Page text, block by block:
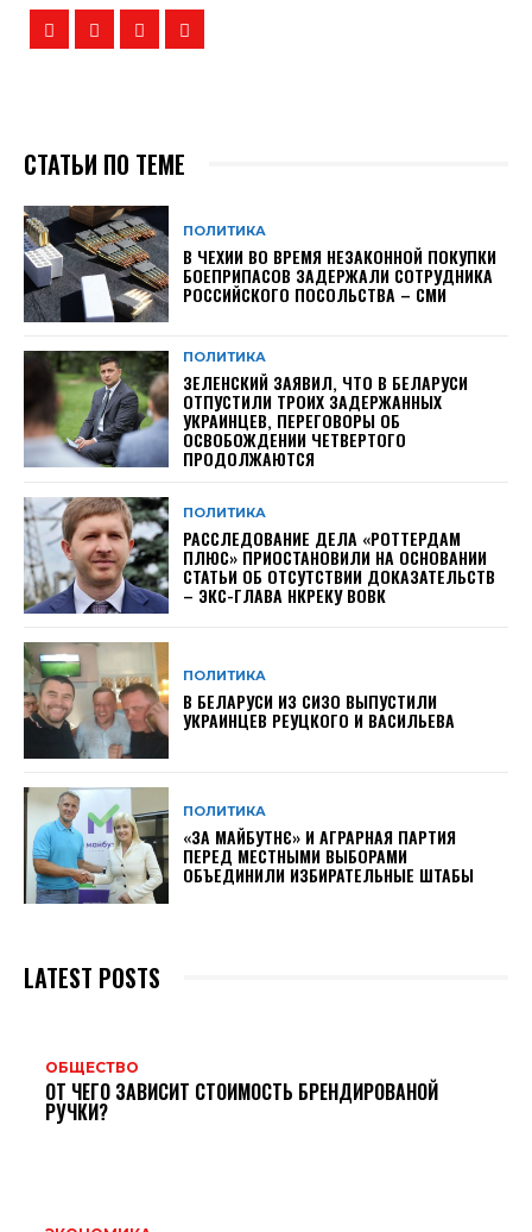
СТАТЬИ ПО ТЕМЕ
ПОЛИТИКА
В ЧЕХИИ ВО ВРЕМЯ НЕЗАКОННОЙ ПОКУПКИ
БОЕПРИПАСОВ ЗАДЕРЖАЛИ СОТРУДНИКА
РОССИЙСКОГО ПОСОЛЬСТВА – СМИ
ПОЛИТИКА
ЗЕЛЕНСКИЙ ЗАЯВИЛ, ЧТО В БЕЛАРУСИ
ОТПУСТИЛИ ТРОИХ ЗАДЕРЖАННЫХ
УКРАИНЦЕВ, ПЕРЕГОВОРЫ ОБ
ОСВОБОЖДЕНИИ ЧЕТВЕРТОГО
ПРОДОЛЖАЮТСЯ
ПОЛИТИКА
РАССЛЕДОВАНИЕ ДЕЛА «РОТТЕРДАМ
ПЛЮС» ПРИОСТАНОВИЛИ НА ОСНОВАНИИ
СТАТЬИ ОБ ОТСУТСТВИИ ДОКАЗАТЕЛЬСТВ
– ЭКС-ГЛАВА НКРЕКУ ВОВК
ПОЛИТИКА
В БЕЛАРУСИ ИЗ СИЗО ВЫПУСТИЛИ
УКРАИНЦЕВ РЕУЦКОГО И ВАСИЛЬЕВА
ПОЛИТИКА
«ЗА МАЙБУТНЄ» И АГРАРНАЯ ПАРТИЯ
ПЕРЕД МЕСТНЫМИ ВЫБОРАМИ
ОБЪЕДИНИЛИ ИЗБИРАТЕЛЬНЫЕ ШТАБЫ
LATEST POSTS
ОБЩЕСТВО
ОТ ЧЕГО ЗАВИСИТ СТОИМОСТЬ БРЕНДИРОВАНОЙ
РУЧКИ?